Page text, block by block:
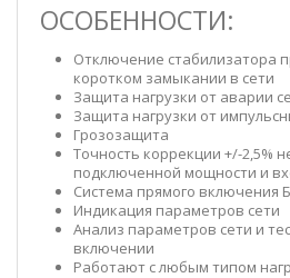
ОСОБЕННОСТИ:
Отключение стабилизатора
коротком замыкании в сети
Защита нагрузки от аварии
Защита нагрузки от
Грозозащита
Точность коррекции +/-2,5%
подключенной мощности и
Система прямого включения
Индикация параметров сети
Анализ параметров сети и
включении
Работают с любым типом